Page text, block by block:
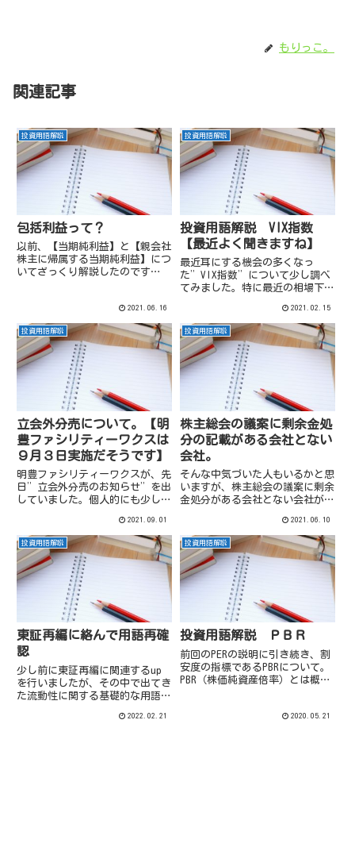
もりっこ。
関連記事
投資用語解説
包括利益って？
以前、【当期純利益】と【親会社
株主に帰属する当期純利益】につ
いてざっくり解説したのです
は包括利益のざっくりとした説
明。「包括利益」を説明する前
に。包括利益の出現場所（出典：
電源開発2021...
2021.06.16
投資用語解説
投資用語解説 VIX指数
【最近よく聞きますね】
最近耳にする機会の多くなっ
た”VIX指数”について少し調べ
てみました。特に最近の相場下落
ではないでしょうか。VIX指数と
は概要”Volatility Index”の
略。シカゴオプション取引所がS
＆P500種株価...
2021.02.15
投資用語解説
立会外分売について。【明
豊ファシリティーワクスは
９月３日実施だそうです】
明豊ファシリティーワクスが、先
日”立会外分売のお知らせ”を出
していました。個人的にも少し馴
し確認してみることにします。
2021.09.01
投資用語解説
株主総会の議案に剰余金処
分の記載がある会社とない
会社。
そんな中気づいた人もいるかと思
いますが、株主総会の議案に剰余
金処分がある会社とない会社があ
いですが、ソフトバンク等後者の
会社もチラホラ。
2021.06.10
投資用語解説
東証再編に絡んで用語再確
認
少し前に東証再編に関連するup
を行いましたが、その中で出てき
た流動性に関する基礎的な用語を
編に関して例えばプライム市場の
2022.02.21
投資用語解説
投資用語解説 ＰＢＲ
前回のPERの説明に引き続き、割
安度の指標であるPBRについて。
PBR（株価純資産倍率）とは概要
る指標です。算定式は以下の通り
2020.05.21